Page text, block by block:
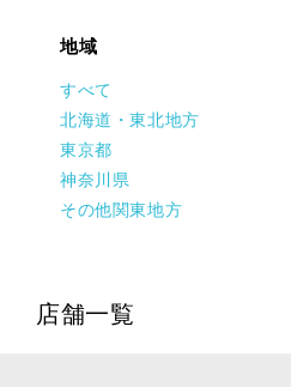
地域
すべて
北海道・東北地方
東京都
神奈川県
その他関東地方
店舗一覧